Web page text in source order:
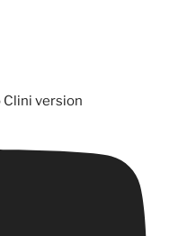
Clini version